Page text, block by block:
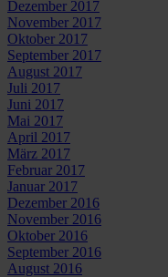
Dezember 2017
November 2017
Oktober 2017
September 2017
August 2017
Juli 2017
Juni 2017
Mai 2017
April 2017
März 2017
Februar 2017
Januar 2017
Dezember 2016
November 2016
Oktober 2016
September 2016
August 2016